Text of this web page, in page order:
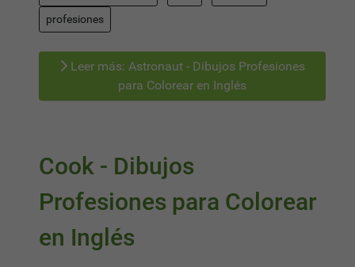
profesiones
Leer más: Astronaut - Dibujos Profesiones
para Colorear en Inglés
Cook - Dibujos
Profesiones para Colorear
en Inglés